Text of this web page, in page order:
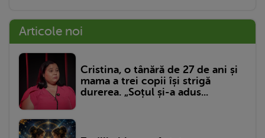
Articole noi
Cristina, o tânără de 27 de ani și
mama a trei copii își strigă
durerea. „Soțul și-a adus...